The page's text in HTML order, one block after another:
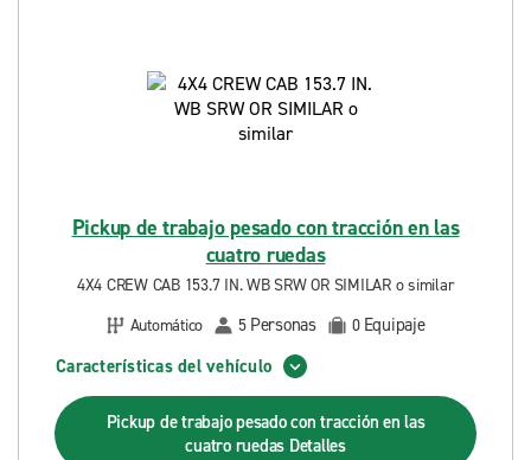
Pickup de trabajo pesado con tracción en las
cuatro ruedas
4X4 CREW CAB 153.7 IN. WB SRW OR SIMILAR o similar
Automático
5 Personas 0 Equipaje
Características del vehículo
Pickup de trabajo pesado con tracción en las
cuatro ruedas Detalles